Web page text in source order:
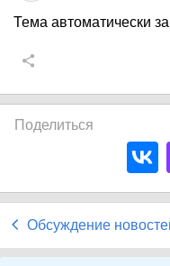
Тема автоматически
Поделиться
Обсуждение